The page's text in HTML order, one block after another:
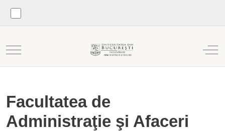
Mobile Menu Toggle Off-
Facultatea de
Administraţie şi Afaceri